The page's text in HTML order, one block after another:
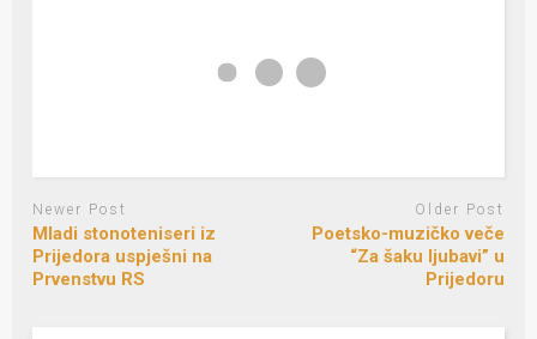
Newer Post
Mladi stonoteniseri iz
Prijedora uspješni na
Prvenstvu RS
Older Post
Poetsko-muzičko veče
“Za šaku ljubavi” u
Prijedoru